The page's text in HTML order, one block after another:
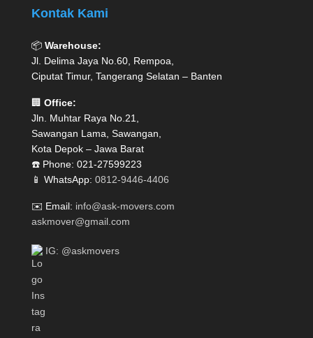
Kontak Kami
📦 Warehouse:
Jl. Delima Jaya No.60, Rempoa,
Ciputat Timur, Tangerang Selatan – Banten
🏢 Office:
Jln. Muhtar Raya No.21,
Sawangan Lama, Sawangan,
Kota Depok – Jawa Barat
☎️ Phone: 021-27599223
📱 WhatsApp: 0812-9446-4406
✉️ Email: info@ask-movers.com
askmover@gmail.com
IG: @askmovers